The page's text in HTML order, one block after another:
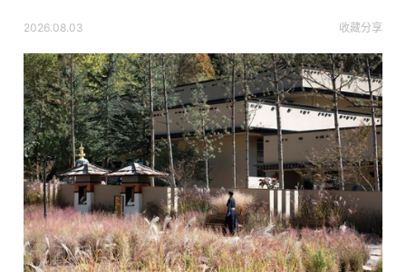
2026.08.03 收藏分享